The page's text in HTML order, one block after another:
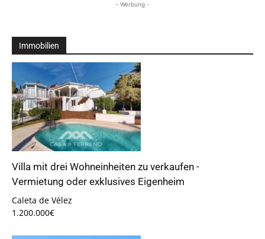
- Werbung -
Immobilien
Villa mit drei Wohneinheiten zu verkaufen -
Vermietung oder exklusives Eigenheim
Caleta de Vélez
1.200.000€